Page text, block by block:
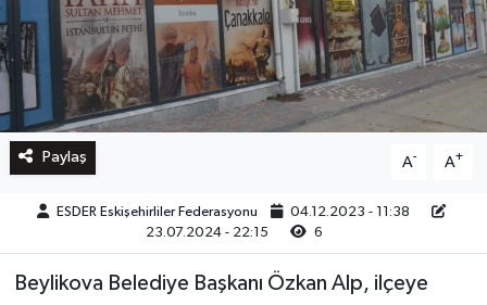
Paylaş A- A+
ESDER Eskişehirliler Federasyonu
04.12.2023 - 11:38
23.07.2024 - 22:15
6
Beylikova Belediye Başkanı Özkan Alp, ilçeye